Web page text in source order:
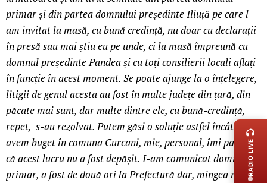
primar și din partea domnului președinte Iliuță pe care l-
am invitat la masă, cu bună credință, nu doar cu declarații
în presă sau mai știu eu pe unde, ci la masă împreună cu
domnul președinte Pandea și cu toți consilierii locali aflați
în funcție în acest moment. Se poate ajunge la o înțelegere,
litigii de genul acesta au fost în multe județe din țară, din
păcate mai sunt, dar multe dintre ele, cu bună-credință,
repet, s-au rezolvat. Putem găsi o soluție astfel încât să
avem buget în comuna Curcani, mie, personal, îmi pare rău
că acest lucru nu a fost depășit. I-am comunicat domnului
primar, a fost de două ori la Prefectură dar, mingea nu este
RADIO LIVE